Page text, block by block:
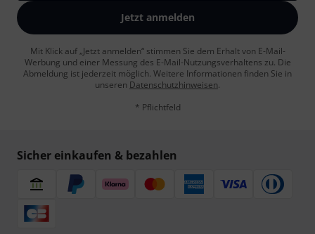
Jetzt anmelden
Mit Klick auf „Jetzt anmelden“ stimmen Sie dem Erhalt von E-Mail-
Werbung und einer Messung des E-Mail-Nutzungsverhaltens zu. Die
Abmeldung ist jederzeit möglich. Weitere Informationen finden Sie in
unseren Datenschutzhinweisen.
* Pflichtfeld
Sicher einkaufen & bezahlen